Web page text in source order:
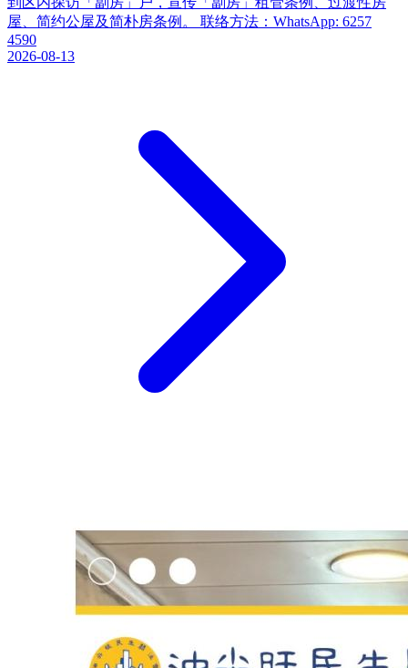
屋、简约公屋及简朴房条例。 联络方法：WhatsApp: 6257
4590
2026-08-13